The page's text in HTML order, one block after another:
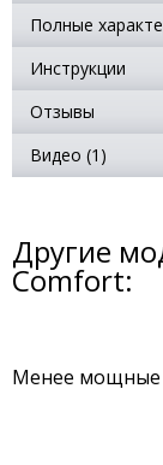
Полные
Инструкции
Отзывы
Видео (1)
Другие
Comfort:
Менее мощные